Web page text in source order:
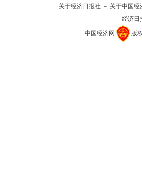
关于经济日报社 － 关于中国经
经济日
中国经济网 版